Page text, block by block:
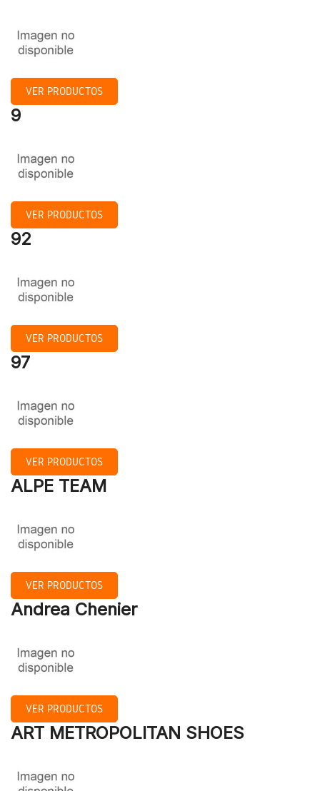
VER PRODUCTOS
9
VER PRODUCTOS
92
VER PRODUCTOS
97
VER PRODUCTOS
ALPE TEAM
VER PRODUCTOS
Andrea Chenier
VER PRODUCTOS
ART METROPOLITAN SHOES